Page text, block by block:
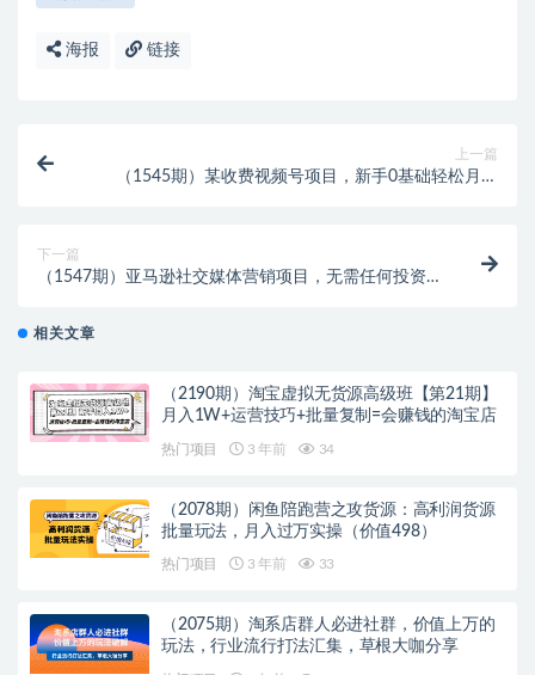
海报 链接
上一篇
（1545期）某收费视频号项目，新手0基础轻松月赚
下一篇
（1547期）亚马逊社交媒体营销项目，无需任何投资，
相关文章
（2190期）淘宝虚拟无货源高级班【第21期】
月入1W+运营技巧+批量复制=会赚钱的淘宝店
热门项目 3 年前 34
（2078期）闲鱼陪跑营之攻货源：高利润货源
批量玩法，月入过万实操（价值498）
热门项目 3 年前 33
（2075期）淘系店群人必进社群，价值上万的
玩法，行业流行打法汇集，草根大咖分享